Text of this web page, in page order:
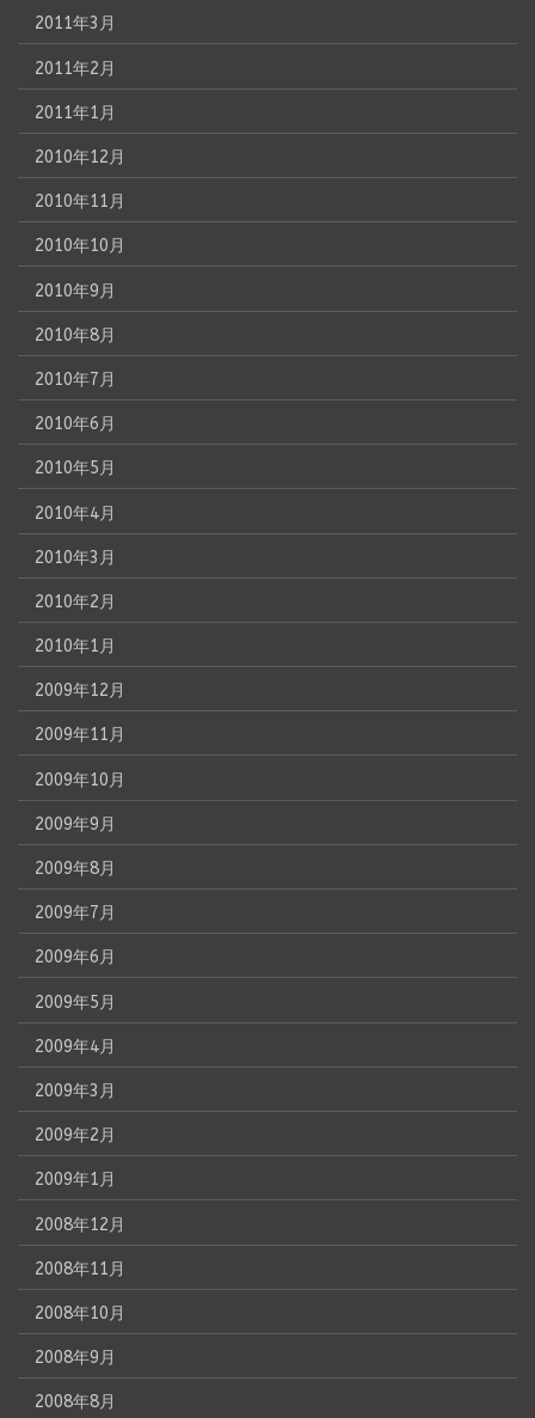
2011年3月
2011年2月
2011年1月
2010年12月
2010年11月
2010年10月
2010年9月
2010年8月
2010年7月
2010年6月
2010年5月
2010年4月
2010年3月
2010年2月
2010年1月
2009年12月
2009年11月
2009年10月
2009年9月
2009年8月
2009年7月
2009年6月
2009年5月
2009年4月
2009年3月
2009年2月
2009年1月
2008年12月
2008年11月
2008年10月
2008年9月
2008年8月